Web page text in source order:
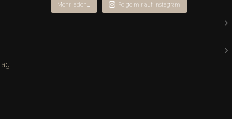
Mehr laden… Folge mir auf Instagram